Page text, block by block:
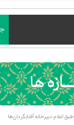
طبق اعلام دبیرخانه آفتابگردان‌ها